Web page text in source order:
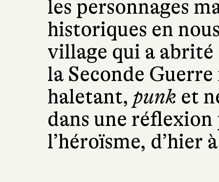
les personnages
historiques en
village qui a abrité
la Seconde
haletant, punk et
dans une réflexion
l’héroïsme, d’hier